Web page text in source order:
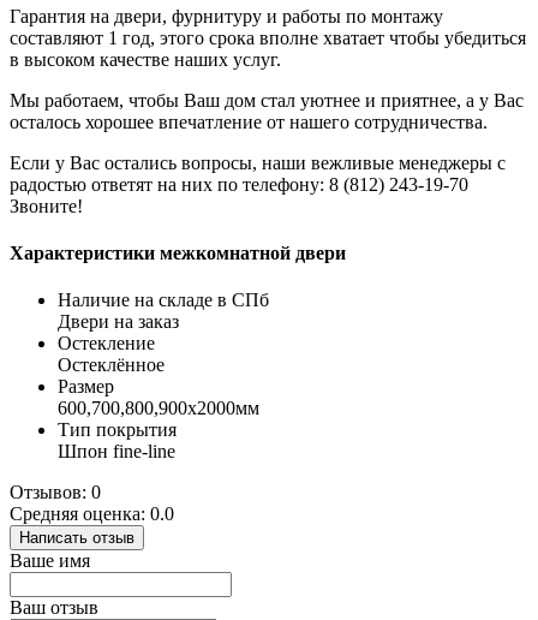
Гарантия на двери, фурнитуру и работы по монтажу
составляют 1 год, этого срока вполне хватает чтобы убедиться
в высоком качестве наших услуг.
Мы работаем, чтобы Ваш дом стал уютнее и приятнее, а у Вас
осталось хорошее впечатление от нашего сотрудничества.
Если у Вас остались вопросы, наши вежливые менеджеры с
радостью ответят на них по телефону: 8 (812) 243-19-70
Звоните!
Характеристики межкомнатной двери
Наличие на складе в СПб
Двери на заказ
Остекление
Остеклённое
Размер
600,700,800,900х2000мм
Тип покрытия
Шпон fine-line
Отзывов: 0
Средняя оценка: 0.0
Написать отзыв
Ваше имя
Ваш отзыв